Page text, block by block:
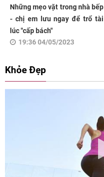
Những mẹo vặt trong nhà bếp
- chị em lưu ngay để trổ tài
lúc "cấp bách"
19:36 04/05/2023
Khỏe Đẹp